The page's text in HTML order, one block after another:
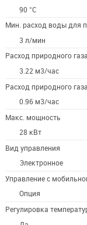
90 °С
Мин. расход воды для
3 л/мин
Расход природного
3.22 м3/час
Расход природного
0.96 м3/час
Макс. мощность
28 кВт
Вид управления
Электронное
Управление c
Опция
Регулировка